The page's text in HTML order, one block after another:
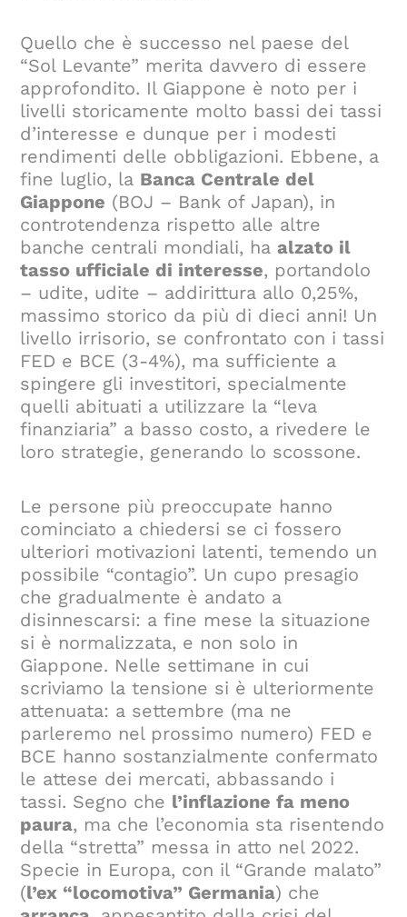
Quello che è successo nel paese del
“Sol Levante” merita davvero di essere
approfondito. Il Giappone è noto per i
livelli storicamente molto bassi dei tassi
d’interesse e dunque per i modesti
rendimenti delle obbligazioni. Ebbene, a
fine luglio, la Banca Centrale del
Giappone (BOJ – Bank of Japan), in
controtendenza rispetto alle altre
banche centrali mondiali, haalzato il
tasso ufficiale di interesse, portandolo
– udite, udite – addirittura allo 0,25%,
massimo storico da più di dieci anni! Un
livello irrisorio, se confrontato con i tassi
FED e BCE (3-4%), ma sufficiente a
spingere gli investitori, specialmente
quelli abituati a utilizzare la “leva
finanziaria” a basso costo, a rivedere le
loro strategie, generando lo scossone.
Le persone più preoccupate hanno
cominciato a chiedersi se ci fossero
ulteriori motivazioni latenti, temendo un
possibile “contagio”. Un cupo presagio
che gradualmente è andato a
disinnescarsi: a fine mese la situazione
si è normalizzata, e non solo in
Giappone. Nelle settimane in cui
scriviamo la tensione si è ulteriormente
attenuata: a settembre (ma ne
parleremo nel prossimo numero) FED e
BCE hanno sostanzialmente confermato
le attese dei mercati, abbassando i
tassi. Segno che l’inflazione fa meno
paura, ma che l’economia sta risentendo
della “stretta” messa in atto nel 2022.
Specie in Europa, con il “Grande malato”
(l’ex “locomotiva” Germania) che